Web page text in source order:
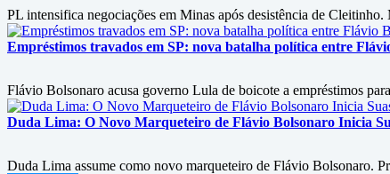
PL intensifica negociações em Minas após desistência de
Empréstimos travados em SP: nova batalha política entre
Flávio Bolsonaro acusa governo Lula de boicote a empréstimos
Duda Lima: O Novo Marqueteiro de Flávio Bolsonaro Inicia
Duda Lima assume como novo marqueteiro de Flávio Bolsonaro.